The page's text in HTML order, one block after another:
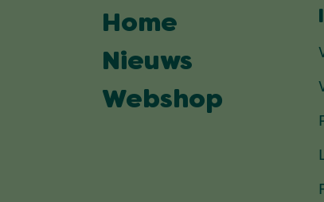
Home
Nieuws
Webshop